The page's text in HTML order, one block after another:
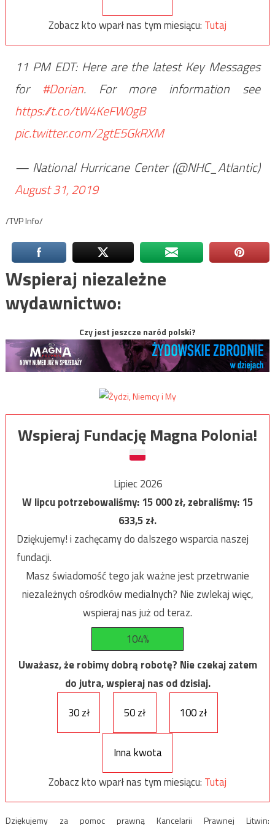
Zobacz kto wparł nas tym miesiącu: Tutaj
11 PM EDT: Here are the latest Key Messages
for #Dorian. For more information see
https://t.co/tW4KeFW0gB
pic.twitter.com/2gtE5GkRXM
— National Hurricane Center (@NHC_Atlantic)
August 31, 2019
/TVP Info/
Wspieraj niezależne
wydawnictwo:
Czy jest jeszcze naród polski?
Wspieraj Fundację Magna Polonia!
Lipiec 2026
W lipcu potrzebowaliśmy:15 000zł, zebraliśmy:15
633,5zł.
Dziękujemy! i zachęcamy do dalszego wsparcia naszej
fundacji.
Masz świadomość tego jak ważne jest przetrwanie
niezależnych ośrodków medialnych? Nie zwlekaj więc,
wspieraj nas już od teraz.
104%
Uważasz, że robimy dobrą robotę? Nie czekaj zatem
do jutra, wspieraj nas od dzisiaj.
30 zł
50 zł 100 zł
Inna kwota
Zobacz kto wparł nas tym miesiącu: Tutaj
Dziękujemy za pomoc prawną Kancelarii Prawnej Litwin: